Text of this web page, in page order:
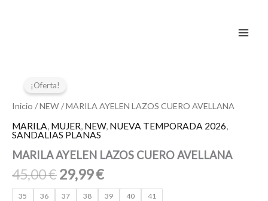
¡Oferta!
Inicio /NEW/ MARILA AYELEN LAZOS CUERO AVELLANA
MARILA, MUJER, NEW, NUEVA TEMPORADA 2026,
SANDALIAS PLANAS
MARILA AYELEN LAZOS CUERO AVELLANA
45,00€
original
45,00 €.
29,99€
actual
29,99 €.
35 36 37 38 39 40 41
AYELEN
LAZOS
CUERO
cantidad